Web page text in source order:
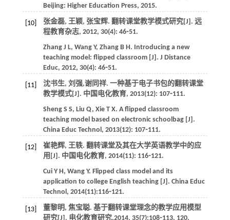
Beijing: Higher Education Press, 2015.
[10] 张金磊, 王颖, 张宝辉. 翻转课堂教学模式研究[J]. 远
程教育杂志, 2012, 30(4): 46⁃51.
Zhang J L, Wang Y, Zhang B H. Introducing a new
teaching model: flipped classroom [J]. J Distance
Educ, 2012, 30(4): 46⁃51.
[11]
沈书生, 刘强,谢同祥. 一种基于电子书包的翻转课堂
教学模式[J]. 中国电化教育, 2013(12): 107⁃111.
Sheng S S, Liu Q, Xie T X. A flipped classroom
teaching model based on electronic schoolbag [J].
China Educ Technol , 2013(12): 107⁃111.
[12]
崔艳辉, 王轶. 翻转课堂及其在大学英语教学中的应
用[J]. 中国电化教育, 2014(11): 116⁃121.
Cui Y H, Wang Y. Flipped class model and its
application to college English teaching [J]. China Educ
Technol , 2014(11):116⁃121.
[13]
董黎明, 焦宝聪. 基于翻转课堂理念的教学应用模型
研究[J]. 电化教育研究,2014, 35(7):108⁃113, 120.